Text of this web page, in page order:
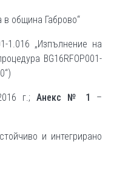
в община Габрово“
1.016 „Изпълнение на
BG16RFOP001-
г.; Анекс № 1
–
и интегрирано